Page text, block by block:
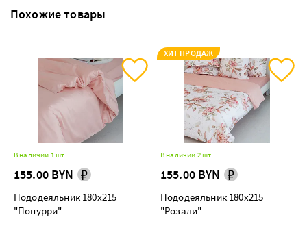
Похожие товары
В наличии 1 шт
155.00 BYN
Пододеяльник 180х215
"Попурри"
ХИТ ПРОДАЖ
В наличии 2 шт
155.00 BYN
Пододеяльник 180х215
"Розали"